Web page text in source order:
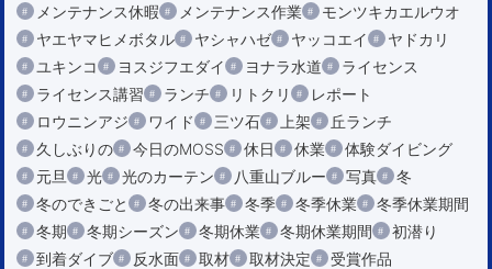
メンテナンス休暇
メンテナンス作業
モンツキカエルウオ
ヤエヤマヒメボタル
ヤシャハゼ ヤッコエイ
ヤドカリ
ユキンコ
ヨスジフエダイ ヨナラ水道
ライセンス
ライセンス講習
ランチ リトクリ
レポート
ロウニンアジ
ワイド 三ツ石 上架
丘ランチ
久しぶりの
今日のMOSS 休日 休業
体験ダイビング
元旦
光 光のカーテン 八重山ブルー 写真
冬
冬のできごと
冬の出来事 冬季 冬季休業
冬季休業期間
冬期
冬期シーズン 冬期休業 冬期休業期間
初潜り
到着ダイブ
反水面 取材 取材決定
受賞作品